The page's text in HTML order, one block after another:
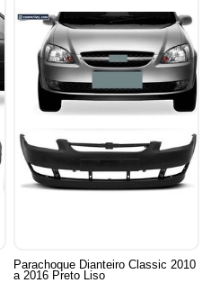
Parachoque Dianteiro Classic 2010
a 2016 Preto Liso